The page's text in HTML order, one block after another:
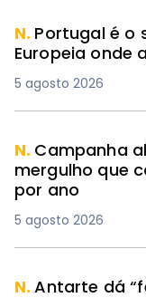
N. Portugal é o
Europeia onde
5 agosto 2026
N. Campanha
mergulho que
por ano
5 agosto 2026
N.Antarte dá